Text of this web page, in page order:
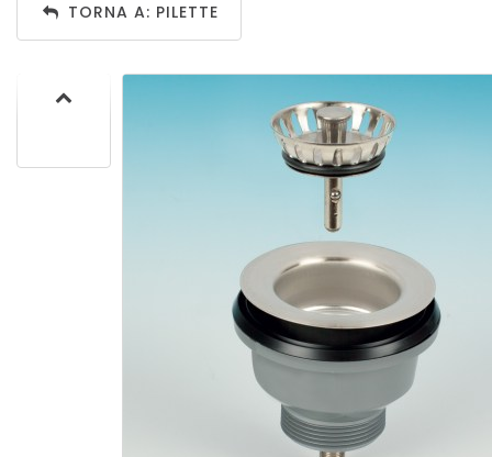
TORNA A: PILETTE